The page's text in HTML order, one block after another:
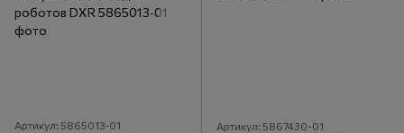
Артикул: 5865013‑01 Артикул: 5867430-01